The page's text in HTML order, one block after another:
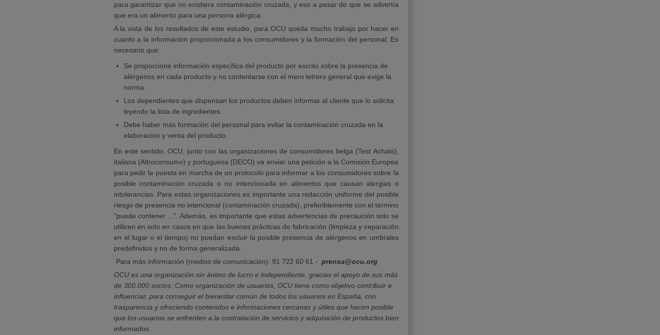
para garantizar que no existiera contaminación cruzada, y eso a pesar de que se advertía
que era un alimento para una persona alérgica.
A la vista de los resultados de este estudio, para OCU queda mucho trabajo por hacer en
cuanto a la información proporcionada a los consumidores y la formación del personal. Es
necesario que:
Se proporcione información específica del producto por escrito sobre la presencia de
alérgenos en cada producto y no contentarse con el mero letrero general que exige la
norma.
Los dependientes que dispensan los productos deben informar al cliente que lo solicita
leyendo la lista de ingredientes.
Debe haber más formación del personal para evitar la contaminación cruzada en la
elaboración y venta del producto.
En este sentido, OCU, junto con las organizaciones de consumidores belga (Test Achats),
italiana (Altroconsumo) y portuguesa (DECO) va enviar una petición a la Comisión Europea
para pedir la puesta en marcha de un protocolo para informar a los consumidores sobre la
posible contaminación cruzada o no intencionada en alimentos que causan alergias o
intolerancias. Para estas organizaciones es importante una redacción uniforme del posible
riesgo de presencia no intencional (contaminación cruzada), preferiblemente con el término
"puede contener ...". Además, es importante que estas advertencias de precaución solo se
utilicen en solo en casos en que las buenas prácticas de fabricación (limpieza y separación
en el lugar o el tiempo) no puedan excluir la posible presencia de alérgenos en umbrales
predefinidos y no de forma generalizada.
Para más información (medios de comunicación): 91 722 60 61 - prensa@ocu.org
OCU es una organización sin ánimo de lucro e independiente, gracias el apoyo de sus más
de 300.000 socios. Como organización de usuarios, OCU tiene como objetivo contribuir e
influenciar, para conseguir el bienestar común de todos los usuarios en España, con
trasparencia y ofreciendo contenidos e informaciones cercanas y útiles que hacen posible
que los usuarios se enfrenten a la contratación de servicios y adquisición de productos bien
informados.